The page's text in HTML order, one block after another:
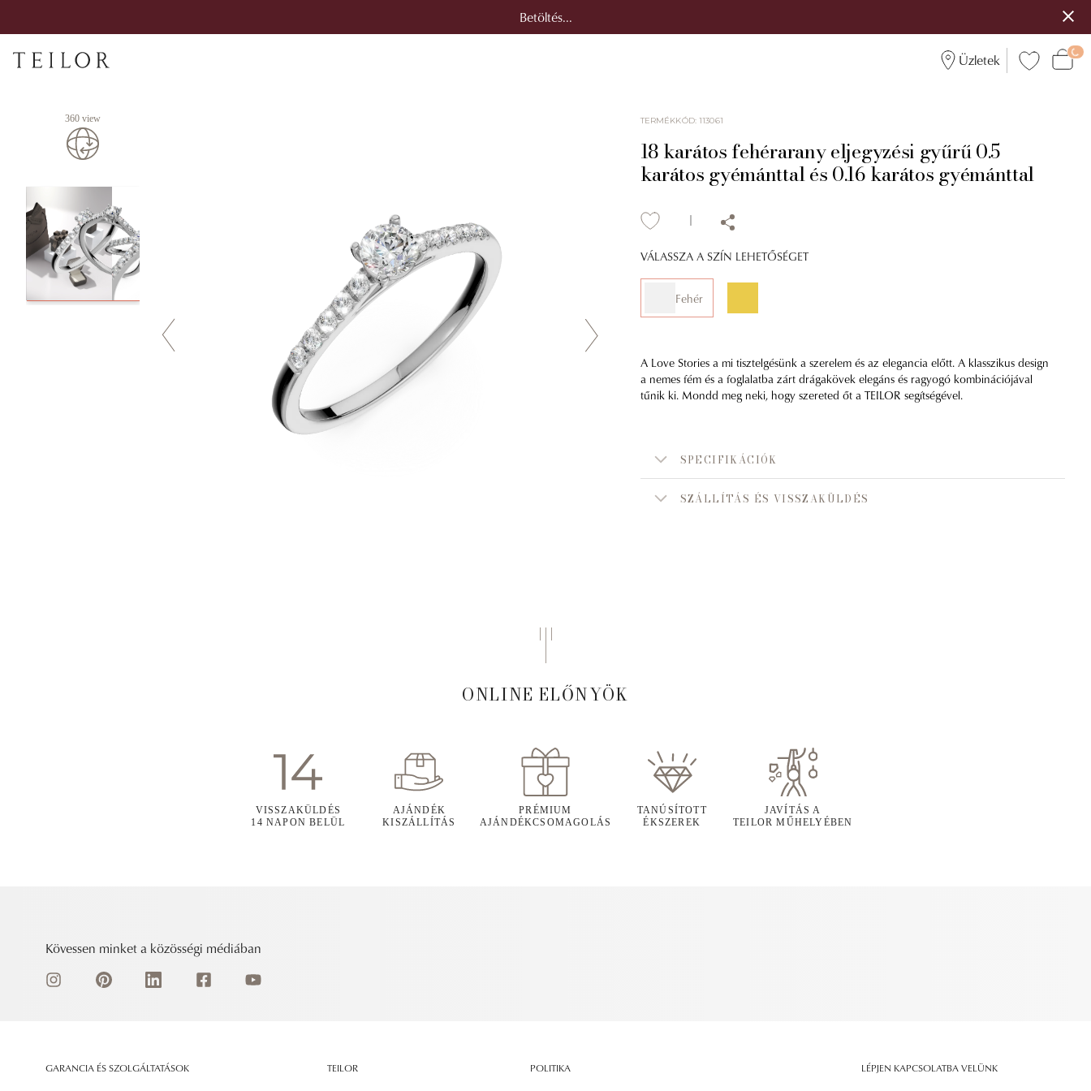
Betöltés...
Üzletek
360 view TERMÉKKÓD:113061
18 karátos fehérarany eljegyzési gyűrű 0.5
karátos gyémánttal és 0.16 karátos gyémánttal
VÁLASSZA A SZÍN LEHETŐSÉGET
Fehér
A Love Stories a mi tisztelgésünk a szerelem és az elegancia előtt. A klasszikus design
a nemes fém és a foglalatba zárt drágakövek elegáns és ragyogó kombinációjával
tűnik ki. Mondd meg neki, hogy szereted őt a TEILOR segítségével.
SPECIFIKÁCIÓK
SZÁLLÍTÁS ÉS VISSZAKÜLDÉS
ONLINE ELŐNYÖK
VISSZAKÜLDÉS
14 NAPON BELÜL
AJÁNDÉK
KISZÁLLÍTÁS
PRÉMIUM
AJÁNDÉKCSOMAGOLÁS
TANÚSÍTOTT
ÉKSZEREK
JAVÍTÁS A
TEILOR MŰHELYÉBEN
Kövessen minket a közösségi médiában
GARANCIA ÉS SZOLGÁLTATÁSOK TEILOR POLITIKA LÉPJEN KAPCSOLATBA VELÜNK